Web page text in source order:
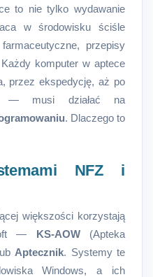
to nie tylko wydawanie
w środowisku ściśle
przepisy
komputer w aptece
przez ekspedycję, aż po
— musi działać na
. Dlaczego to
NFZ i
większości korzystają
— KS-AOW(Apteka
Aptecznik. Systemy te
Windows, a ich